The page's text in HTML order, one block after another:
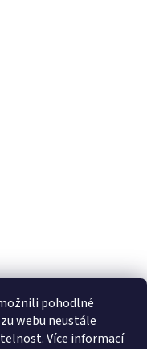
pohodlné
webu neustále
Více informací